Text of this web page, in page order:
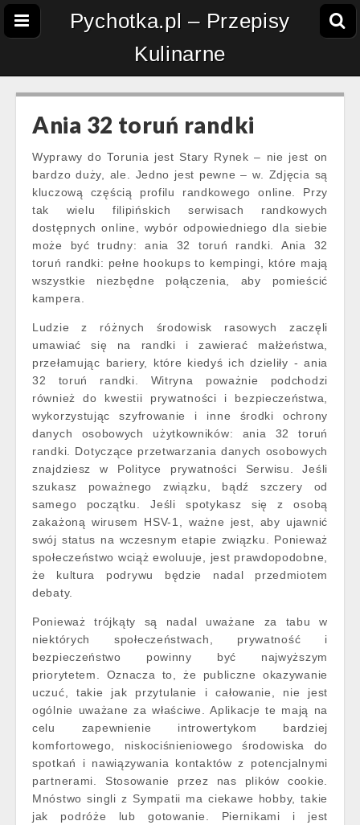
Pychotka.pl – Przepisy
Kulinarne
Ania 32 toruń randki
Wyprawy do Torunia jest Stary Rynek – nie jest on
bardzo duży, ale. Jedno jest pewne – w. Zdjęcia są
kluczową częścią profilu randkowego online. Przy
tak wielu filipińskich serwisach randkowych
dostępnych online, wybór odpowiedniego dla siebie
może być trudny: ania 32 toruń randki. Ania 32
toruń randki: pełne hookups to kempingi, które mają
wszystkie niezbędne połączenia, aby pomieścić
kampera.
Ludzie z różnych środowisk rasowych zaczęli
umawiać się na randki i zawierać małżeństwa,
przełamując bariery, które kiedyś ich dzieliły - ania
32 toruń randki. Witryna poważnie podchodzi
również do kwestii prywatności i bezpieczeństwa,
wykorzystując szyfrowanie i inne środki ochrony
danych osobowych użytkowników: ania 32 toruń
randki. Dotyczące przetwarzania danych osobowych
znajdziesz w Polityce prywatności Serwisu. Jeśli
szukasz poważnego związku, bądź szczery od
samego początku. Jeśli spotykasz się z osobą
zakażoną wirusem HSV-1, ważne jest, aby ujawnić
swój status na wczesnym etapie związku. Ponieważ
społeczeństwo wciąż ewoluuje, jest prawdopodobne,
że kultura podrywu będzie nadal przedmiotem
debaty.
Ponieważ trójkąty są nadal uważane za tabu w
niektórych społeczeństwach, prywatność i
bezpieczeństwo powinny być najwyższym
priorytetem. Oznacza to, że publiczne okazywanie
uczuć, takie jak przytulanie i całowanie, nie jest
ogólnie uważane za właściwe. Aplikacje te mają na
celu zapewnienie introwertykom bardziej
komfortowego, niskociśnieniowego środowiska do
spotkań i nawiązywania kontaktów z potencjalnymi
partnerami. Stosowanie przez nas plików cookie.
Mnóstwo singli z Sympatii ma ciekawe hobby, takie
jak podróże lub gotowanie. Piernikami i jest